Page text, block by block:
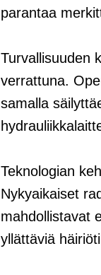
parantaa
Turvallisuuden
verrattuna.
samalla
Teknologian
Nykyaikaiset
mahdollistavat
yllättäviä